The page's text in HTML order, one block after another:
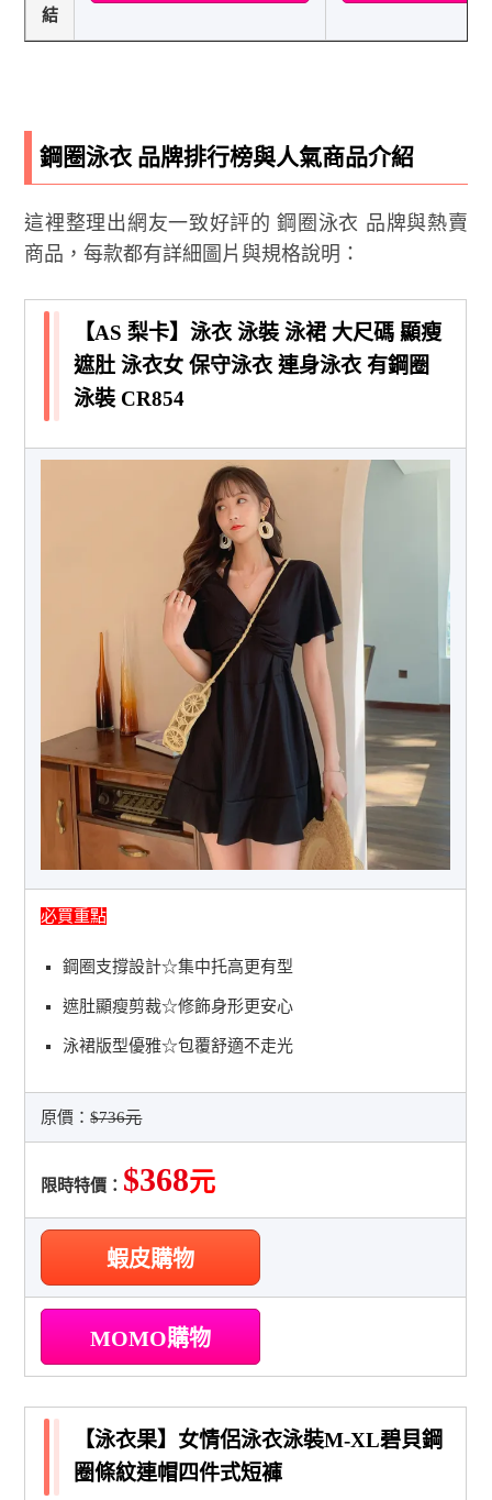
結
鋼圈泳衣 品牌排行榜與人氣商品介紹
這裡整理出網友一致好評的 鋼圈泳衣 品牌與熱賣
商品，每款都有詳細圖片與規格說明：
【AS 梨卡】泳衣 泳裝 泳裙 大尺碼 顯瘦
遮肚 泳衣女 保守泳衣 連身泳衣 有鋼圈
泳裝 CR854
必買重點
鋼圈支撐設計☆集中托高更有型
遮肚顯瘦剪裁☆修飾身形更安心
泳裙版型優雅☆包覆舒適不走光
原價：$736元
限時特價： $368元
蝦皮購物
MOMO購物
【泳衣果】女情侶泳衣泳裝M-XL碧貝鋼
圈條紋連帽四件式短褲